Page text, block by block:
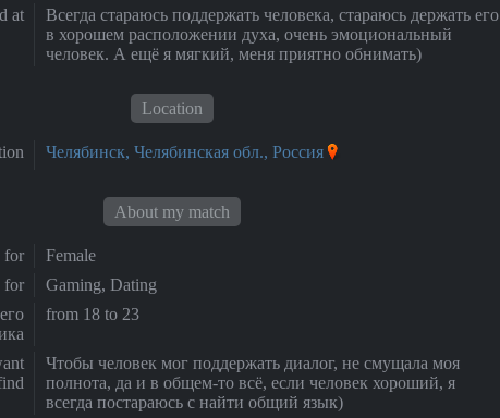
at
Всегда стараюсь поддержать человека, стараюсь держать его
в хорошем расположении духа, очень эмоциональный
человек. А ещё я мягкий, меня приятно обнимать)
Location
Челябинск, Челябинская обл., Россия
About my match
for
Female
for
Gaming, Dating
from 18 to 23
Чтобы человек мог поддержать диалог, не смущала моя
полнота, да и в общем-то всё, если человек хороший, я
всегда постараюсь с найти общий язык)